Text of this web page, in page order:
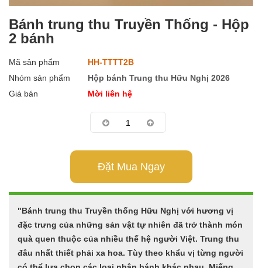
Bánh trung thu Truyền Thống - Hộp
2 bánh
Mã sản phẩm
HH-TTTT2B
Nhóm sản phẩm
Hộp bánh Trung thu Hữu Nghị 2026
Giá bán
Mời liên hệ
Đặt Mua Ngay
"Bánh trung thu Truyền thống Hữu Nghị với hương vị
đặc trưng của những sản vật tự nhiên đã trở thành món
quà quen thuộc của nhiều thế hệ người Việt. Trung thu
đâu nhất thiết phải xa hoa. Tùy theo khẩu vị từng người